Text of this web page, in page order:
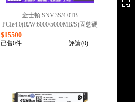
金士頓 SNV3S/4.0TB
PCIe4.0(R/W:6000/5000MB/S)固態硬
$15500
已售0件 評論(0)